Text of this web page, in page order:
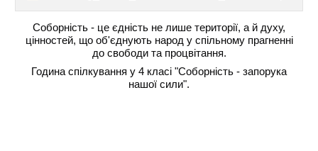
Соборність - це єдність не лише території, а й духу,
цінностей, що об'єднують народ у спільному прагненні
до свободи та процвітання.
Година спілкування у 4 класі "Соборність - запорука
нашої сили".